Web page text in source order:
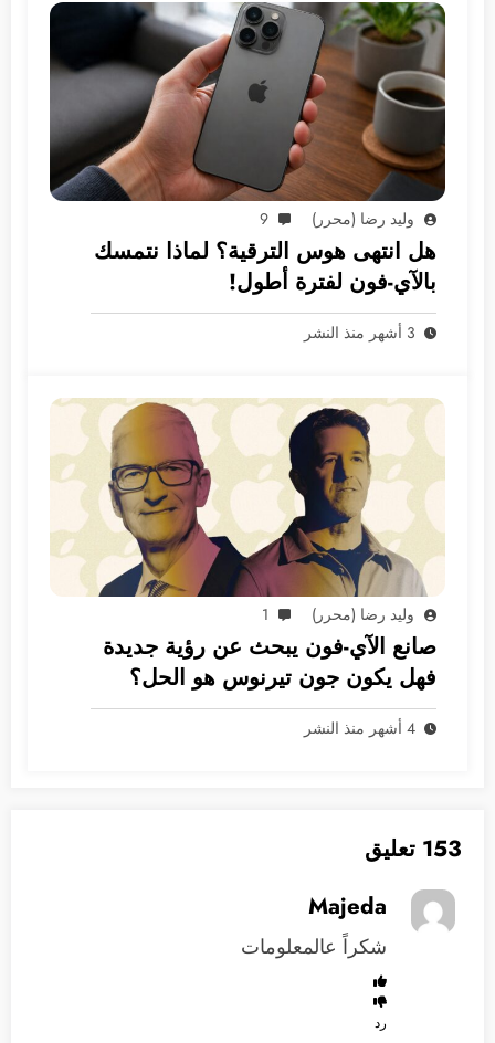
وليد رضا (محرر) 9
هل انتهى هوس الترقية؟ لماذا نتمسك
بالآي-فون لفترة أطول!
3 أشهر منذ النشر
وليد رضا (محرر) 1
صانع الآي-فون يبحث عن رؤية جديدة
فهل يكون جون تيرنوس هو الحل؟
4 أشهر منذ النشر
153 تعليق
Majeda
شكراً عالمعلومات
رد